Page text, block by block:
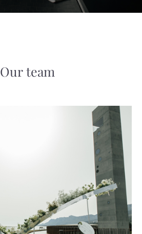
Our team